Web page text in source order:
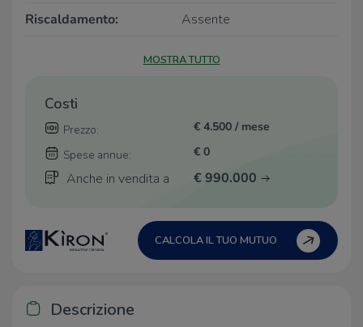
Riscaldamento:
Assente
MOSTRA TUTTO
Costi
Prezzo:
€ 4.500 / mese
Spese annue:
€ 0
Anche in vendita a € 990.000
CALCOLA IL TUO MUTUO
Descrizione